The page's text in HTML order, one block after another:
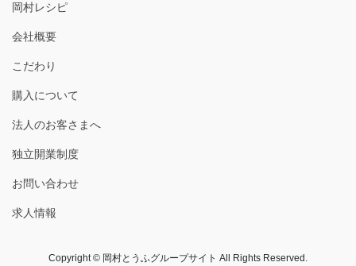
岡村レシピ
会社概要
こだわり
購入について
法人のお客さまへ
独立開業制度
お問い合わせ
求人情報
Copyright © 岡村とうふグループサイト All Rights Reserved.